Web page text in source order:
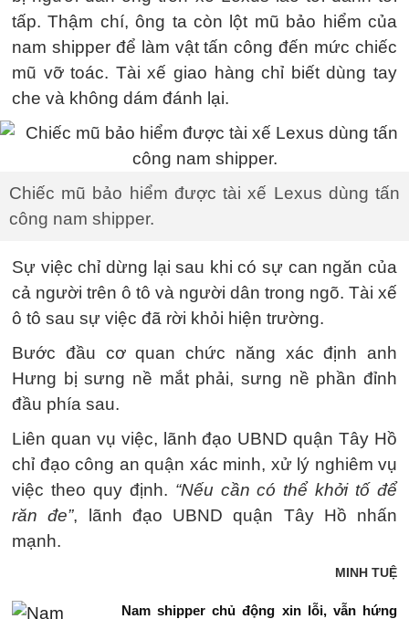
tấp. Thậm chí, ông ta còn lột mũ bảo hiểm của
nam shipper để làm vật tấn công đến mức chiếc
mũ vỡ toác. Tài xế giao hàng chỉ biết dùng tay
che và không dám đánh lại.
Chiếc mũ bảo hiểm được tài xế Lexus dùng tấn
công nam shipper.
Sự việc chỉ dừng lại sau khi có sự can ngăn của
cả người trên ô tô và người dân trong ngõ. Tài xế
ô tô sau sự việc đã rời khỏi hiện trường.
Bước đầu cơ quan chức năng xác định anh
Hưng bị sưng nề mắt phải, sưng nề phần đỉnh
đầu phía sau.
Liên quan vụ việc, lãnh đạo UBND quận Tây Hồ
chỉ đạo công an quận xác minh, xử lý nghiêm vụ
việc theo quy định. “Nếu cần có thể khởi tố để
răn đe”, lãnh đạo UBND quận Tây Hồ nhấn
mạnh.
MINH TUỆ
Nam shipper chủ động xin lỗi, vẫn hứng